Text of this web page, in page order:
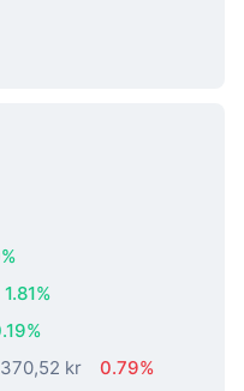
fra den
1.81%
kr
0.79%